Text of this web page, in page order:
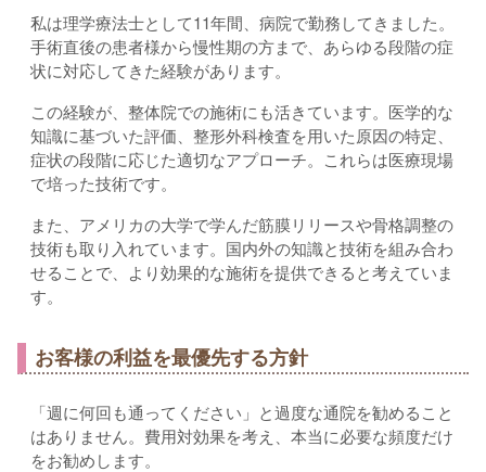
私は理学療法士として11年間、病院で勤務してきました。
手術直後の患者様から慢性期の方まで、あらゆる段階の症
状に対応してきた経験があります。
この経験が、整体院での施術にも活きています。医学的な
知識に基づいた評価、整形外科検査を用いた原因の特定、
症状の段階に応じた適切なアプローチ。これらは医療現場
で培った技術です。
また、アメリカの大学で学んだ筋膜リリースや骨格調整の
技術も取り入れています。国内外の知識と技術を組み合わ
せることで、より効果的な施術を提供できると考えていま
す。
お客様の利益を最優先する方針
「週に何回も通ってください」と過度な通院を勧めること
はありません。費用対効果を考え、本当に必要な頻度だけ
をお勧めします。